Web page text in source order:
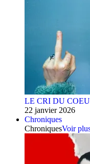
LE CRI DU
22 janvier 2026
Chroniques
ChroniquesVoir